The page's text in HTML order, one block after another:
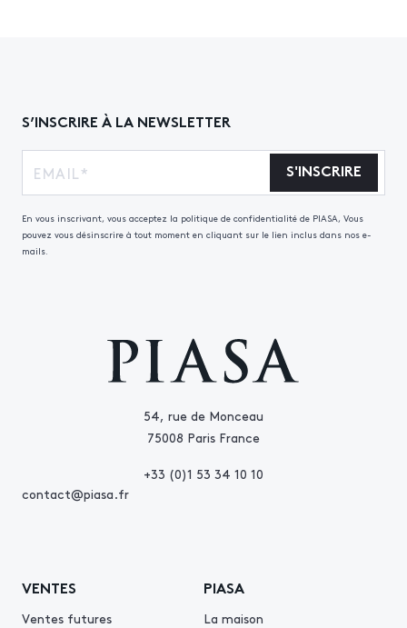
54, rue de Monceau
75008 Paris France
+33 (0)1 53 34 10 10
contact@piasa.fr
VENTES
Ventes futures
PIASA
La maison
S’INSCRIRE À LA NEWSLETTER
S'INSCRIRE
En vous inscrivant, vous acceptez la politique de confidentialité de PIASA, Vous
pouvez vous désinscrire à tout moment en cliquant sur le lien inclus dans nos e-
mails.